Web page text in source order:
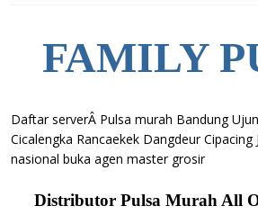
FAMILY
Daftar serverÂ Pulsa murah Bandung
Cicalengka Rancaekek Dangdeur Cipacing
nasional buka agen master grosir
Distributor Pulsa Murah All